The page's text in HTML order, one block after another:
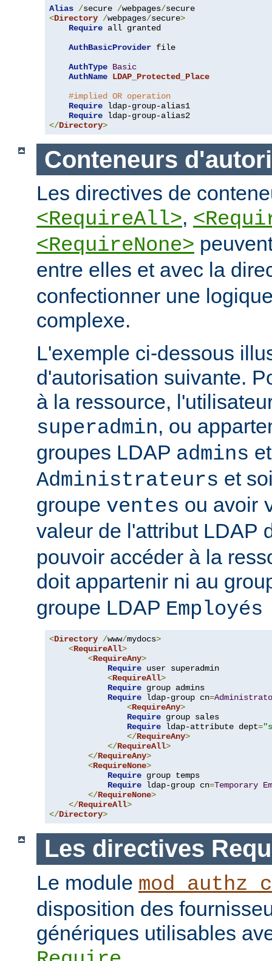
Alias /secure /webpages/
<Directory /webpages/secure>
Require all granted
AuthBasicProvider file
AuthType Basic
AuthName LDAP_Protected_Place
#implied OR operation
Require ldap-group-alias1
Require
</Directory>
Conteneurs
Les directives de
<RequireAll>,
<RequireNone>
entre elles et avec la
confectionner une
complexe.
L'exemple ci-dessous
d'autorisation suivante.
à la ressource,
superadmin, ou
groupes LDAP admins et
Administrateurs et
groupe ventes ou avoir
valeur de l'attribut LDAP
pouvoir accéder à la
doit appartenir ni au
groupe LDAP
<Directory /www/mydocs>
<RequireAll>
<RequireAny>
Require user superadmin
<RequireAll>
Require group admins
Require ldap-group cn=
<RequireAny>
Require group sales
Require ldap-attribute dept=
</RequireAny>
</RequireAll>
</RequireAny>
<RequireNone>
Require group temps
Require ldap-group cn=Temporary
</RequireNone>
</RequireAll>
</Directory>
Les directives
Le module
disposition des
génériques utilisables